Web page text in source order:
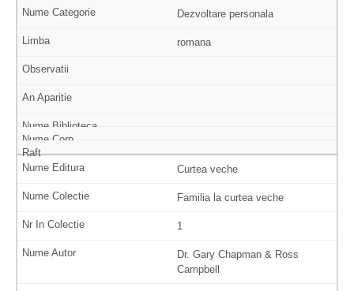
Dezvoltare personala
romana
Curtea veche
Familia la curtea veche
1
Dr. Gary Chapman & Ross
Campbell